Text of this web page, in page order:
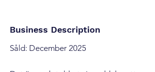
Business Description
Såld: December 2025